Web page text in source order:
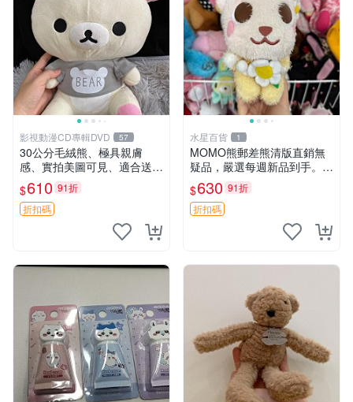
影視動漫CD專輯DVD 57
30公分毛絨熊、極具親膚
感、實拍美圖可見、適合送禮
收藏 毛絨熊 送禮 熊抱
$610 91折
折扣碼
水星百貨 1
MOMO熊郵差熊清版直銷無
疑品，嚴選每週新品到手。紅
薯啵啵鮮果間 郵差熊 清版 紅
薯啵啵間
$630 91折
折扣碼